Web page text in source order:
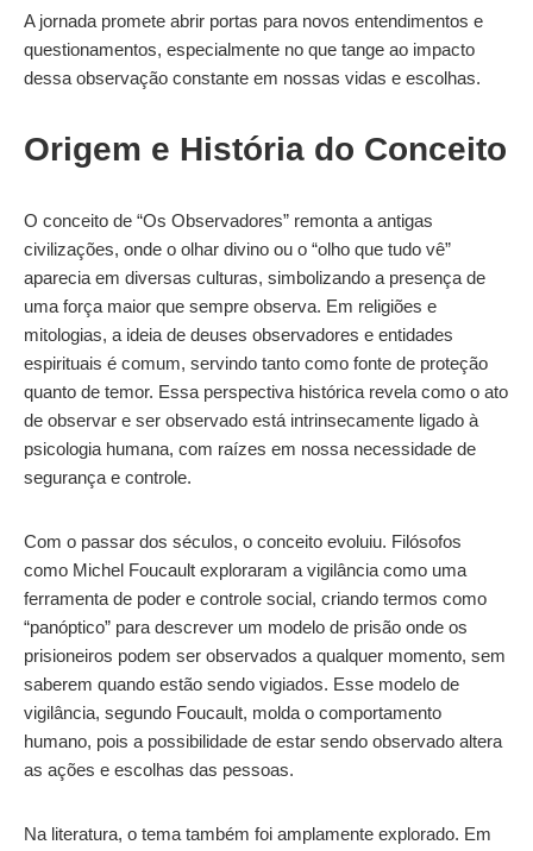
A jornada promete abrir portas para novos entendimentos e
questionamentos, especialmente no que tange ao impacto
dessa observação constante em nossas vidas e escolhas.
Origem e História do Conceito
O conceito de “Os Observadores” remonta a antigas
civilizações, onde o olhar divino ou o “olho que tudo vê”
aparecia em diversas culturas, simbolizando a presença de
uma força maior que sempre observa. Em religiões e
mitologias, a ideia de deuses observadores e entidades
espirituais é comum, servindo tanto como fonte de proteção
quanto de temor. Essa perspectiva histórica revela como o ato
de observar e ser observado está intrinsecamente ligado à
psicologia humana, com raízes em nossa necessidade de
segurança e controle.
Com o passar dos séculos, o conceito evoluiu. Filósofos
como Michel Foucault exploraram a vigilância como uma
ferramenta de poder e controle social, criando termos como
“panóptico” para descrever um modelo de prisão onde os
prisioneiros podem ser observados a qualquer momento, sem
saberem quando estão sendo vigiados. Esse modelo de
vigilância, segundo Foucault, molda o comportamento
humano, pois a possibilidade de estar sendo observado altera
as ações e escolhas das pessoas.
Na literatura, o tema também foi amplamente explorado. Em